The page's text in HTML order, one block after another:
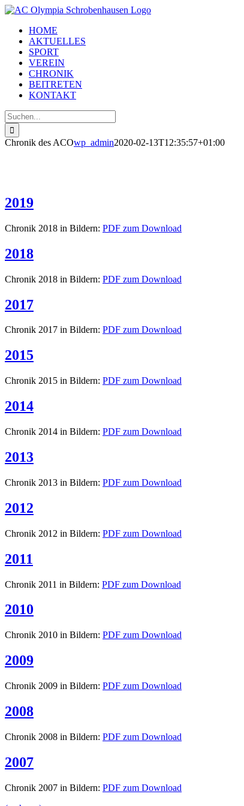
Zum
springenHOME
AKTUELLES
SPORT
VEREIN
CHRONIK
BEITRETEN
KONTAKT
Suche
nach:
Chronik des ACOwp_admin2020-02-13T12:35:57+01:00
2019
Chronik 2018 in Bildern: PDF zum Download
2018
Chronik 2018 in Bildern: PDF zum Download
2017
Chronik 2017 in Bildern: PDF zum Download
2015
Chronik 2015 in Bildern: PDF zum Download
2014
Chronik 2014 in Bildern: PDF zum Download
2013
Chronik 2013 in Bildern: PDF zum Download
2012
Chronik 2012 in Bildern: PDF zum Download
2011
Chronik 2011 in Bildern: PDF zum Download
2010
Chronik 2010 in Bildern: PDF zum Download
2009
Chronik 2009 in Bildern: PDF zum Download
2008
Chronik 2008 in Bildern: PDF zum Download
2007
Chronik 2007 in Bildern: PDF zum Download